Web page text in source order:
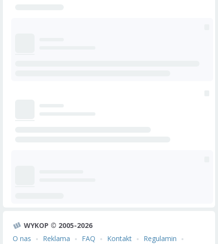
WYKOP © 2005-2026
O nas
Reklama FAQ Kontakt Regulamin